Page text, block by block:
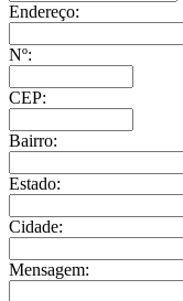
Endereço:
Nº:
CEP:
Bairro:
Estado:
Cidade:
Mensagem: